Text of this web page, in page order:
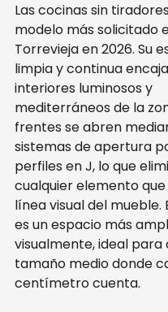
Las cocinas sin
modelo más solicitado
Torrevieja en 2026. Su
limpia y continua
interiores luminosos y
mediterráneos de la
frentes se abren
sistemas de apertura
perfiles en J, lo que
cualquier elemento
línea visual del mueble.
es un espacio más
visualmente, ideal para
tamaño medio donde
centímetro cuenta.